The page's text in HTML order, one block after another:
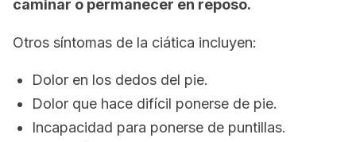
caminar o permanecer en reposo.
Otros síntomas de la ciática incluyen:
Dolor en los dedos del pie.
Dolor que hace difícil ponerse de pie.
Incapacidad para ponerse de puntillas.